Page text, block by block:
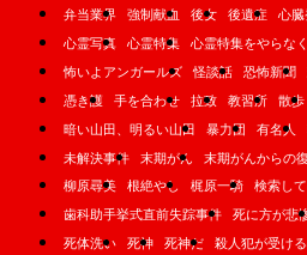
弁当業界
強制献血 後女 後遺症 心
心霊写真
心霊特集 心霊特集をやらな
怖いよアンガールズ
怪談話 恐怖新聞
憑き護
手を合わせ 拉致 教習所 散歩
暗い山田、明るい山田
暴力団 有名人
未解決事件
末期がん 末期がんからの
柳原尋美
根絶やし 梶原一騎 検索し
歯科助手挙式直前失踪事件
死に方が悲
死体洗い
死神 死神だ 殺人犯が受け